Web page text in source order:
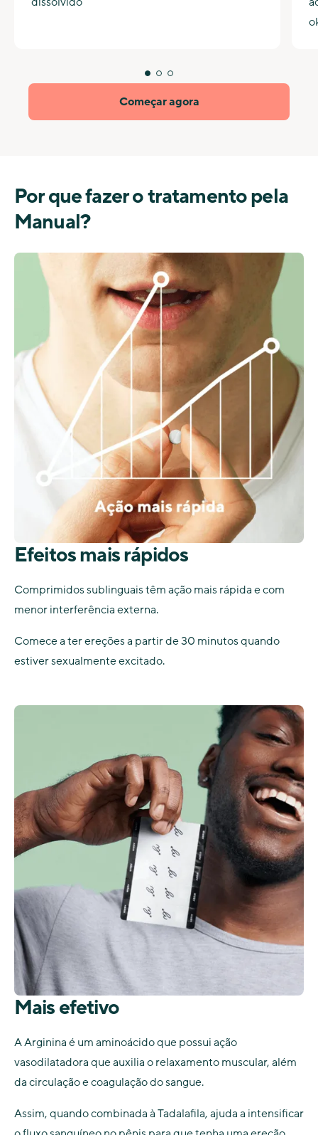
Começar agora
Por que fazer o tratamento pela
Manual?
Efeitos mais rápidos
Comprimidos sublinguais têm ação mais rápida e com
menor interferência externa.
Comece a ter ereções a partir de 30 minutos quando
estiver sexualmente excitado.
Mais efetivo
A Arginina é um aminoácido que possui ação
vasodilatadora que auxilia o relaxamento muscular, além
da circulação e coagulação do sangue.
Assim, quando combinada à Tadalafila, ajuda a intensificar